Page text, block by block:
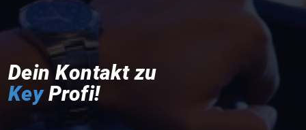
Dein Kontakt zu
KeyProfi!